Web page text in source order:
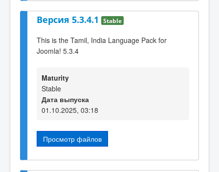
Версия 5.3.4.1 Stable
This is the Tamil, India Language Pack for
Joomla! 5.3.4
Maturity
Stable
Дата выпуска
01.10.2025, 03:18
Просмотр файлов